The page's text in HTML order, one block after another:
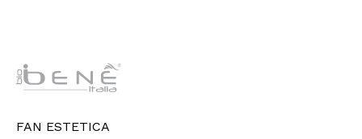
FAN ESTETICA